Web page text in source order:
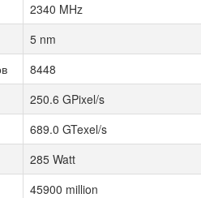
2340 MHz
5 nm
8448
250.6 GPixel/s
689.0 GTexel/s
285 Watt
45900 million